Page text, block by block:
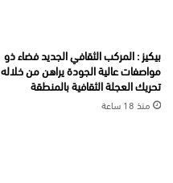
بيكيز : المركب الثقافي الجديد فضاء ذو
مواصفات عالية الجودة يراهن من خلاله
تحريك العجلة الثقافية بالمنطقة
منذ 18 ساعة